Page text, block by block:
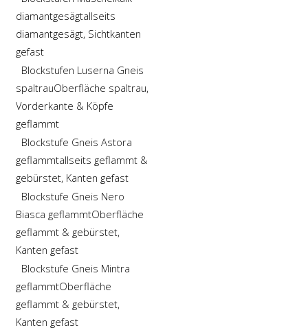
diamantgesägtallseits
diamantgesägt, Sichtkanten
gefast
Blockstufen Luserna Gneis
spaltrauOberfläche spaltrau,
Vorderkante & Köpfe
geflammt
Blockstufe Gneis Astora
geflammtallseits geflammt &
gebürstet, Kanten gefast
Blockstufe Gneis Nero
Biasca geflammtOberfläche
geflammt & gebürstet,
Kanten gefast
Blockstufe Gneis Mintra
geflammtOberfläche
geflammt & gebürstet,
Kanten gefast